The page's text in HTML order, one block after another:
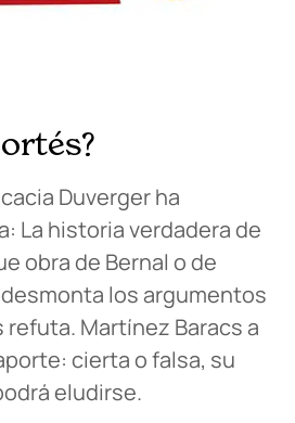
Duverger ha
La historia verdadera de
obra de Bernal o de
los argumentos
refuta. Martínez Baracs a
cierta o falsa, su
eludirse.